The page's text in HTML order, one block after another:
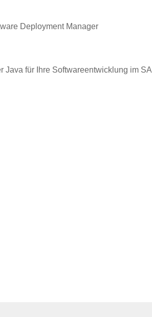
Deployment Manager
für Ihre Softwareentwicklung im